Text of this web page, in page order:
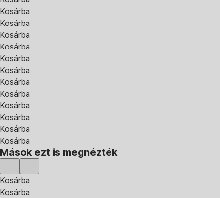
Kosárba
Kosárba
Kosárba
Kosárba
Kosárba
Kosárba
Kosárba
Kosárba
Kosárba
Kosárba
Kosárba
Kosárba
Mások ezt is megnézték
Kosárba
Kosárba